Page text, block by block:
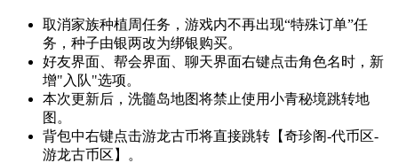
取消家族种植周任务，游戏内不再出现“特殊订单”任
务，种子由银两改为绑银购买。
好友界面、帮会界面、聊天界面右键点击角色名时，新
增"入队"选项。
本次更新后，洗髓岛地图将禁止使用小青秘境跳转地
图。
背包中右键点击游龙古币将直接跳转【奇珍阁-代币区-
游龙古币区】。